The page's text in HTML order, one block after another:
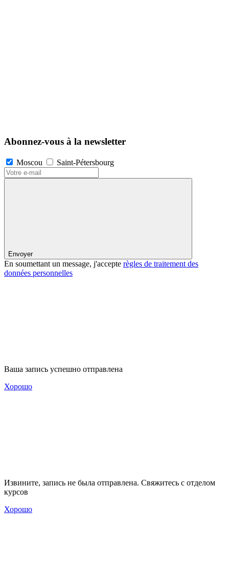
Abonnez-vous à la newsletter
Moscou Saint-Pétersbourg
Envoyer
En soumettant un message, j'accepte règles de traitement des
données personnelles
Ваша запись успешно отправлена
Хорошо
Извините, запись не была отправлена. Свяжитесь с отделом
курсов
Хорошо